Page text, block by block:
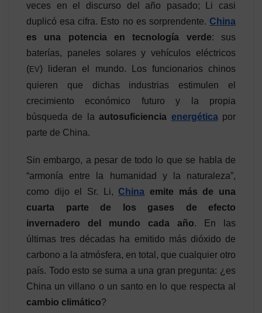
veces en el discurso del año pasado; Li casi
duplicó esa cifra. Esto no es sorprendente. China
es una potencia en tecnología verde: sus
baterías, paneles solares y vehículos eléctricos
(EV) lideran el mundo. Los funcionarios chinos
quieren que dichas industrias estimulen el
crecimiento económico futuro y la propia
búsqueda de laautosuficiencia energéticapor
parte de China.
Sin embargo, a pesar de todo lo que se habla de
“armonía entre la humanidad y la naturaleza”,
como dijo el Sr. Li, China emite más de una
cuarta parte de los gases de efecto
invernadero del mundo cada año. En las
últimas tres décadas ha emitido más dióxido de
carbono a la atmósfera, en total, que cualquier otro
país. Todo esto se suma a una gran pregunta: ¿es
China un villano o un santo en lo que respecta al
cambio climático?